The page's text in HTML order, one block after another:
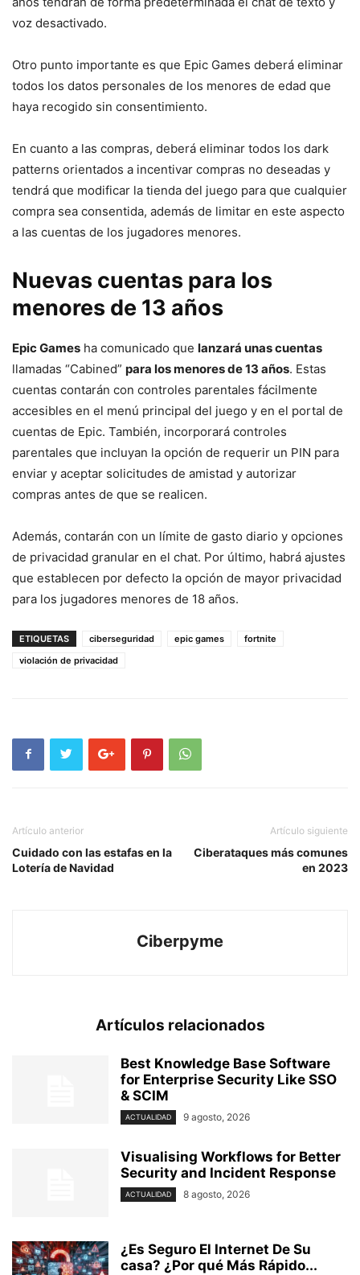
voz desactivado.
Otro punto importante es que Epic Games deberá eliminar
todos los datos personales de los menores de edad que
haya recogido sin consentimiento.
En cuanto a las compras, deberá eliminar todos los dark
patterns orientados a incentivar compras no deseadas y
tendrá que modificar la tienda del juego para que cualquier
compra sea consentida, además de limitar en este aspecto
a las cuentas de los jugadores menores.
Nuevas cuentas para los
menores de 13 años
Epic Games ha comunicado que lanzará unas cuentas
llamadas “Cabined” para los menores de 13 años. Estas
cuentas contarán con controles parentales fácilmente
accesibles en el menú principal del juego y en el portal de
cuentas de Epic. También, incorporará controles
parentales que incluyan la opción de requerir un PIN para
enviar y aceptar solicitudes de amistad y autorizar
compras antes de que se realicen.
Además, contarán con un límite de gasto diario y opciones
de privacidad granular en el chat. Por último, habrá ajustes
que establecen por defecto la opción de mayor privacidad
para los jugadores menores de 18 años.
ETIQUETAS ciberseguridad epic games
fortnite
violación de privacidad
Artículo anterior
Cuidado con las estafas en la
Lotería de Navidad
Artículo siguiente
Ciberataques más comunes
en 2023
Ciberpyme
Artículos relacionados
Best Knowledge Base Software
for Enterprise Security Like SSO
& SCIM
ACTUALIDAD 9 agosto, 2026
Visualising Workflows for Better
Security and Incident Response
ACTUALIDAD 8 agosto, 2026
¿Es Seguro El Internet De Su
casa? ⁢¿Por qué Más Rápido...